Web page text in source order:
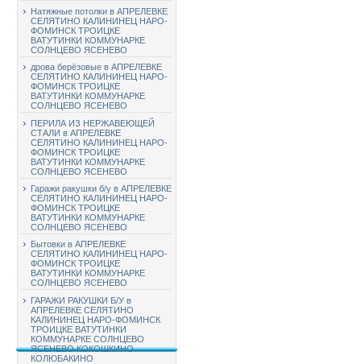
Натяжные потолки в АПРЕЛЕВКЕ
СЕЛЯТИНО КАЛИНИНЕЦ НАРО-
ФОМИНСК ТРОИЦКЕ
ВАТУТИНКИ КОММУНАРКЕ
СОЛНЦЕВО ЯСЕНЕВО
дрова берёзовые в АПРЕЛЕВКЕ
СЕЛЯТИНО КАЛИНИНЕЦ НАРО-
ФОМИНСК ТРОИЦКЕ
ВАТУТИНКИ КОММУНАРКЕ
СОЛНЦЕВО ЯСЕНЕВО
ПЕРИЛА ИЗ НЕРЖАВЕЮЩЕЙ
СТАЛИ в АПРЕЛЕВКЕ
СЕЛЯТИНО КАЛИНИНЕЦ НАРО-
ФОМИНСК ТРОИЦКЕ
ВАТУТИНКИ КОММУНАРКЕ
СОЛНЦЕВО ЯСЕНЕВО
Гаражи ракушки б/у в АПРЕЛЕВКЕ
СЕЛЯТИНО КАЛИНИНЕЦ НАРО-
ФОМИНСК ТРОИЦКЕ
ВАТУТИНКИ КОММУНАРКЕ
СОЛНЦЕВО ЯСЕНЕВО
Бытовки в АПРЕЛЕВКЕ
СЕЛЯТИНО КАЛИНИНЕЦ НАРО-
ФОМИНСК ТРОИЦКЕ
ВАТУТИНКИ КОММУНАРКЕ
СОЛНЦЕВО ЯСЕНЕВО
ГАРАЖИ РАКУШКИ Б/У в
АПРЕЛЕВКЕ СЕЛЯТИНО
КАЛИНИНЕЦ НАРО-ФОМИНСК
ТРОИЦКЕ ВАТУТИНКИ
КОММУНАРКЕ СОЛНЦЕВО
ЯСЕНЕВО КОКОШКИНО
КОЛЮБАКИНО